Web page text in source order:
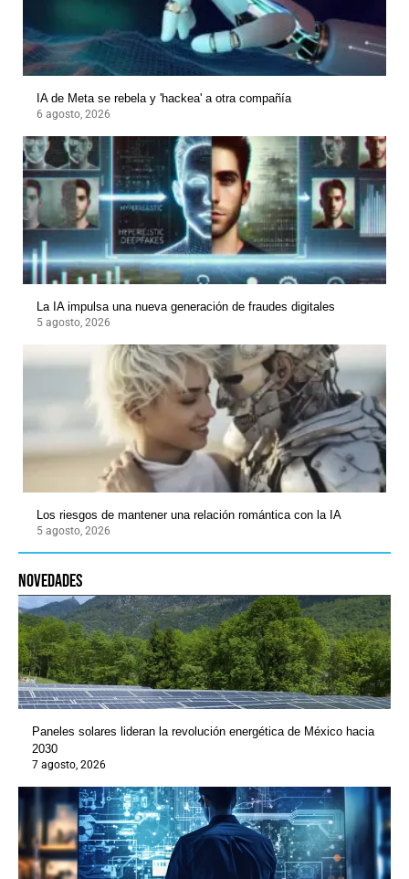
IA de Meta se rebela y 'hackea' a otra compañía
6 agosto, 2026
La IA impulsa una nueva generación de fraudes digitales
5 agosto, 2026
Los riesgos de mantener una relación romántica con la IA
5 agosto, 2026
novedades
Paneles solares lideran la revolución energética de México hacia
2030
7 agosto, 2026